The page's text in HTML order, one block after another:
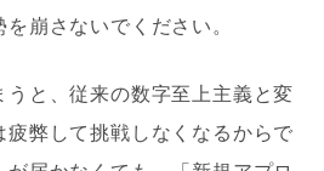
崩さないでください。
と、従来の数字至上主義と変
弊して挑戦しなくなるからで